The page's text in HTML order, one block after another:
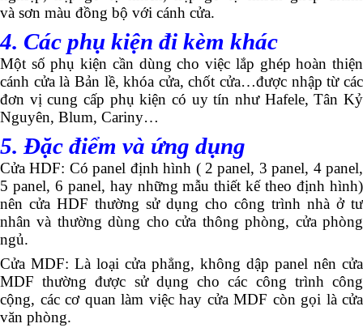
và sơn màu đồng bộ với cánh cửa.
4. Các phụ kiện đi kèm khác
Một số phụ kiện cần dùng cho việc lắp ghép hoàn thiện
cánh cửa là Bản lề, khóa cửa, chốt cửa…được nhập từ các
đơn vị cung cấp phụ kiện có uy tín như Hafele, Tân Kỷ
Nguyên, Blum, Cariny…
5. Đặc điểm và ứng dụng
Cửa HDF: Có panel định hình ( 2 panel, 3 panel, 4 panel,
5 panel, 6 panel, hay những mẫu thiết kế theo định hình)
nên cửa HDF thường sử dụng cho công trình nhà ở tư
nhân và thường dùng cho cửa thông phòng, cửa phòng
ngủ.
Cửa MDF: Là loại cửa phẳng, không dập panel nên cửa
MDF thường được sử dụng cho các công trình công
cộng, các cơ quan làm việc hay cửa MDF còn gọi là cửa
văn phòng.